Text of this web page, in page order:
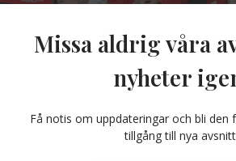
Missa aldrig våra
nyheter
Få notis om uppdateringar och bli den
tillgång till nya